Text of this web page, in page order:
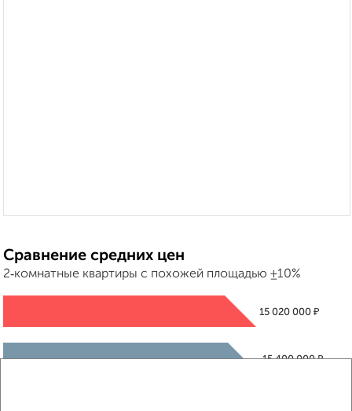
Сравнение средних цен
2‑комнатные квартиры с похожей площадью ±10%
15 020 000 ₽
15 400 000₽